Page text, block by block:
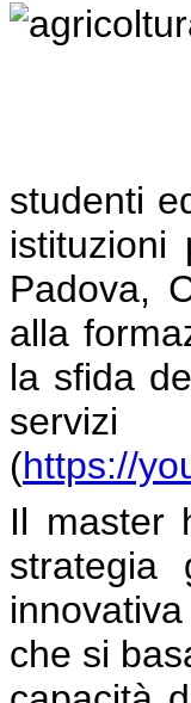
studenti
istituzioni
Padova,
alla
la sfida
(https://
Il master
strategia
che si